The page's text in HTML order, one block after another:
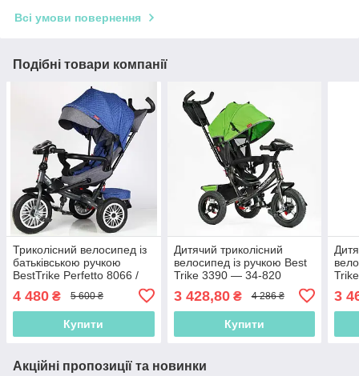
Всі умови повернення
Подібні товари компанії
Триколісний велосипед із
батьківською ручкою
BestTrike Perfetto 8066 /
колеса
4 480 ₴ 5 600 ₴
Купити
Дитячий триколісний
велосипед із ручкою Best
Trike 3390 — 34-820
Зелений, надувні колеса,
фара з USB, пульт
3 428,80₴ 4 286 ₴
Купити
3
Акційні пропозиції та новинки